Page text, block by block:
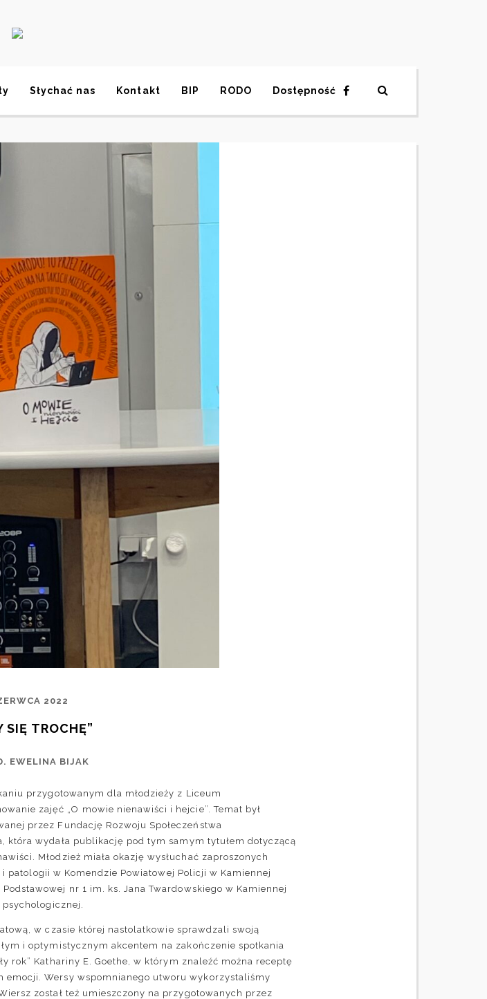
Słychać nas Kontakt BIP RODO Dostępność
2022
SIĘ TROCHĘ”
EWELINA BIJAK
przygotowanym dla młodzieży z Liceum
zajęć „O mowie nienawiści i hejcie”. Temat był
przez Fundację Rozwoju Społeczeństwa
wydała publikację pod tym samym tytułem dotyczącą
Młodzież miała okazję wysłuchać zaproszonych
w Komendzie Powiatowej Policji w Kamiennej
nr 1 im. ks. Jana Twardowskiego w Kamiennej
w czasie której nastolatkowie sprawdzali swoją
i optymistycznym akcentem na zakończenie spotkania
rok” Kathariny E. Goethe, w którym znaleźć można receptę
emocji. Wersy wspomnianego utworu wykorzystaliśmy
został też umieszczony na przygotowanych przez